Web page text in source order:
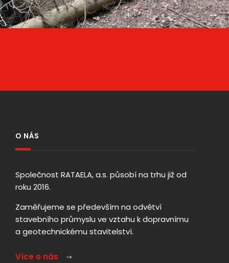
O NÁS
Společnost RATAELA, a.s. působí na trhu již od
roku 2016.
Zaměřujeme se především na odvětví
stavebního průmyslu ve vztahu k dopravnímu
a geotechnickému stavitelství.
Více o nás